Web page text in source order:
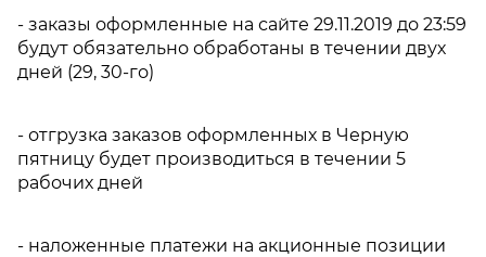
- заказы оформленные на сайте 29.11.2019 до 23:59
будут обязательно обработаны в течении двух
дней (29, 30-го)
- отгрузка заказов оформленных в Черную
пятницу будет производиться в течении 5
рабочих дней
- наложенные платежи на акционные позиции